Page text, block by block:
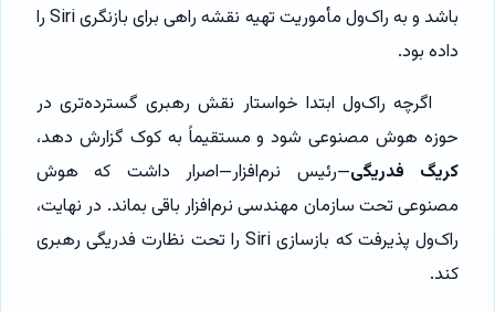
باشد و به راک‌ول مأموریت تهیه نقشه راهی برای بازنگری Siri را
داده بود.
اگرچه راک‌ول ابتدا خواستار نقش رهبری گسترده‌تری در
حوزه هوش مصنوعی شود و مستقیماً به کوک گزارش دهد،
کریگ فدریگی—رئیس نرم‌افزار—اصرار داشت که هوش
مصنوعی تحت سازمان مهندسی نرم‌افزار باقی بماند. در نهایت،
راک‌ول پذیرفت که بازسازی Siri را تحت نظارت فدریگی رهبری
کند.